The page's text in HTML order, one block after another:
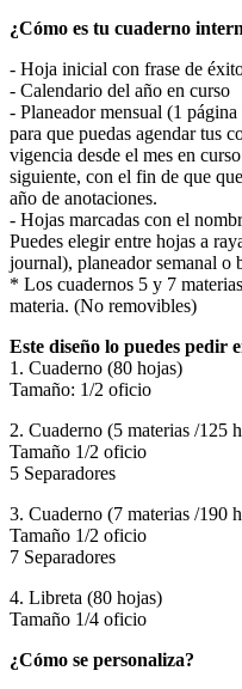
¿Cómo es tu cuaderno
- Hoja inicial con frase de
- Calendario del año en curso
- Planeador mensual (1
para que puedas agendar tus
vigencia desde el mes en
siguiente, con el fin de que
año de anotaciones.
- Hojas marcadas con el
Puedes elegir entre hojas a
journal), planeador semanal o
* Los cuadernos 5 y 7
materia. (No removibles)
Este diseño lo puedes pedir
1. Cuaderno (80 hojas)
Tamaño: 1/2 oficio
2. Cuaderno (5 materias /125
Tamaño 1/2 oficio
5 Separadores
3. Cuaderno (7 materias /190
Tamaño 1/2 oficio
7 Separadores
4. Libreta (80 hojas)
Tamaño 1/4 oficio
¿Cómo se personaliza?